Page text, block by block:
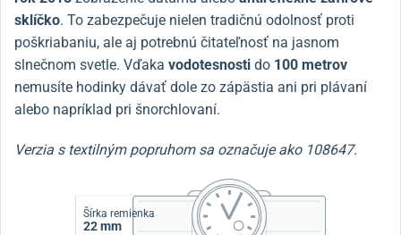
sklíčko. To zabezpečuje nielen tradičnú odolnosť proti
poškriabaniu, ale aj potrebnú čitateľnosť na jasnom
slnečnom svetle. Vďaka vodotesnosti do 100 metrov
nemusíte hodinky dávať dole zo zápästia ani pri plávaní
alebo napríklad pri šnorchlovaní.
Verzia s textilným popruhom sa označuje ako 108647.
Šírka remienka
22 mm